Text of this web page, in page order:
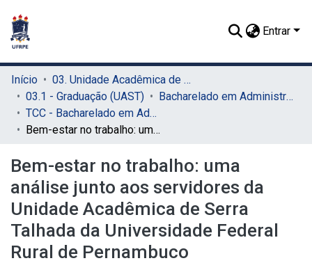
Entrar
Início
03. Unidade Acadêmica de Serra Talhada (UAST)
03.1 - Graduação (UAST)
Bacharelado em Administração (UAST)
TCC - Bacharelado em Administração (UAST)
Bem-estar no trabalho: uma análise junto aos servidores da Unidade Acadêmica de Serra Talhada da Universidade Federal Rural de Pernambuco
Bem-estar no trabalho: uma
análise junto aos servidores da
Unidade Acadêmica de Serra
Talhada da Universidade Federal
Rural de Pernambuco